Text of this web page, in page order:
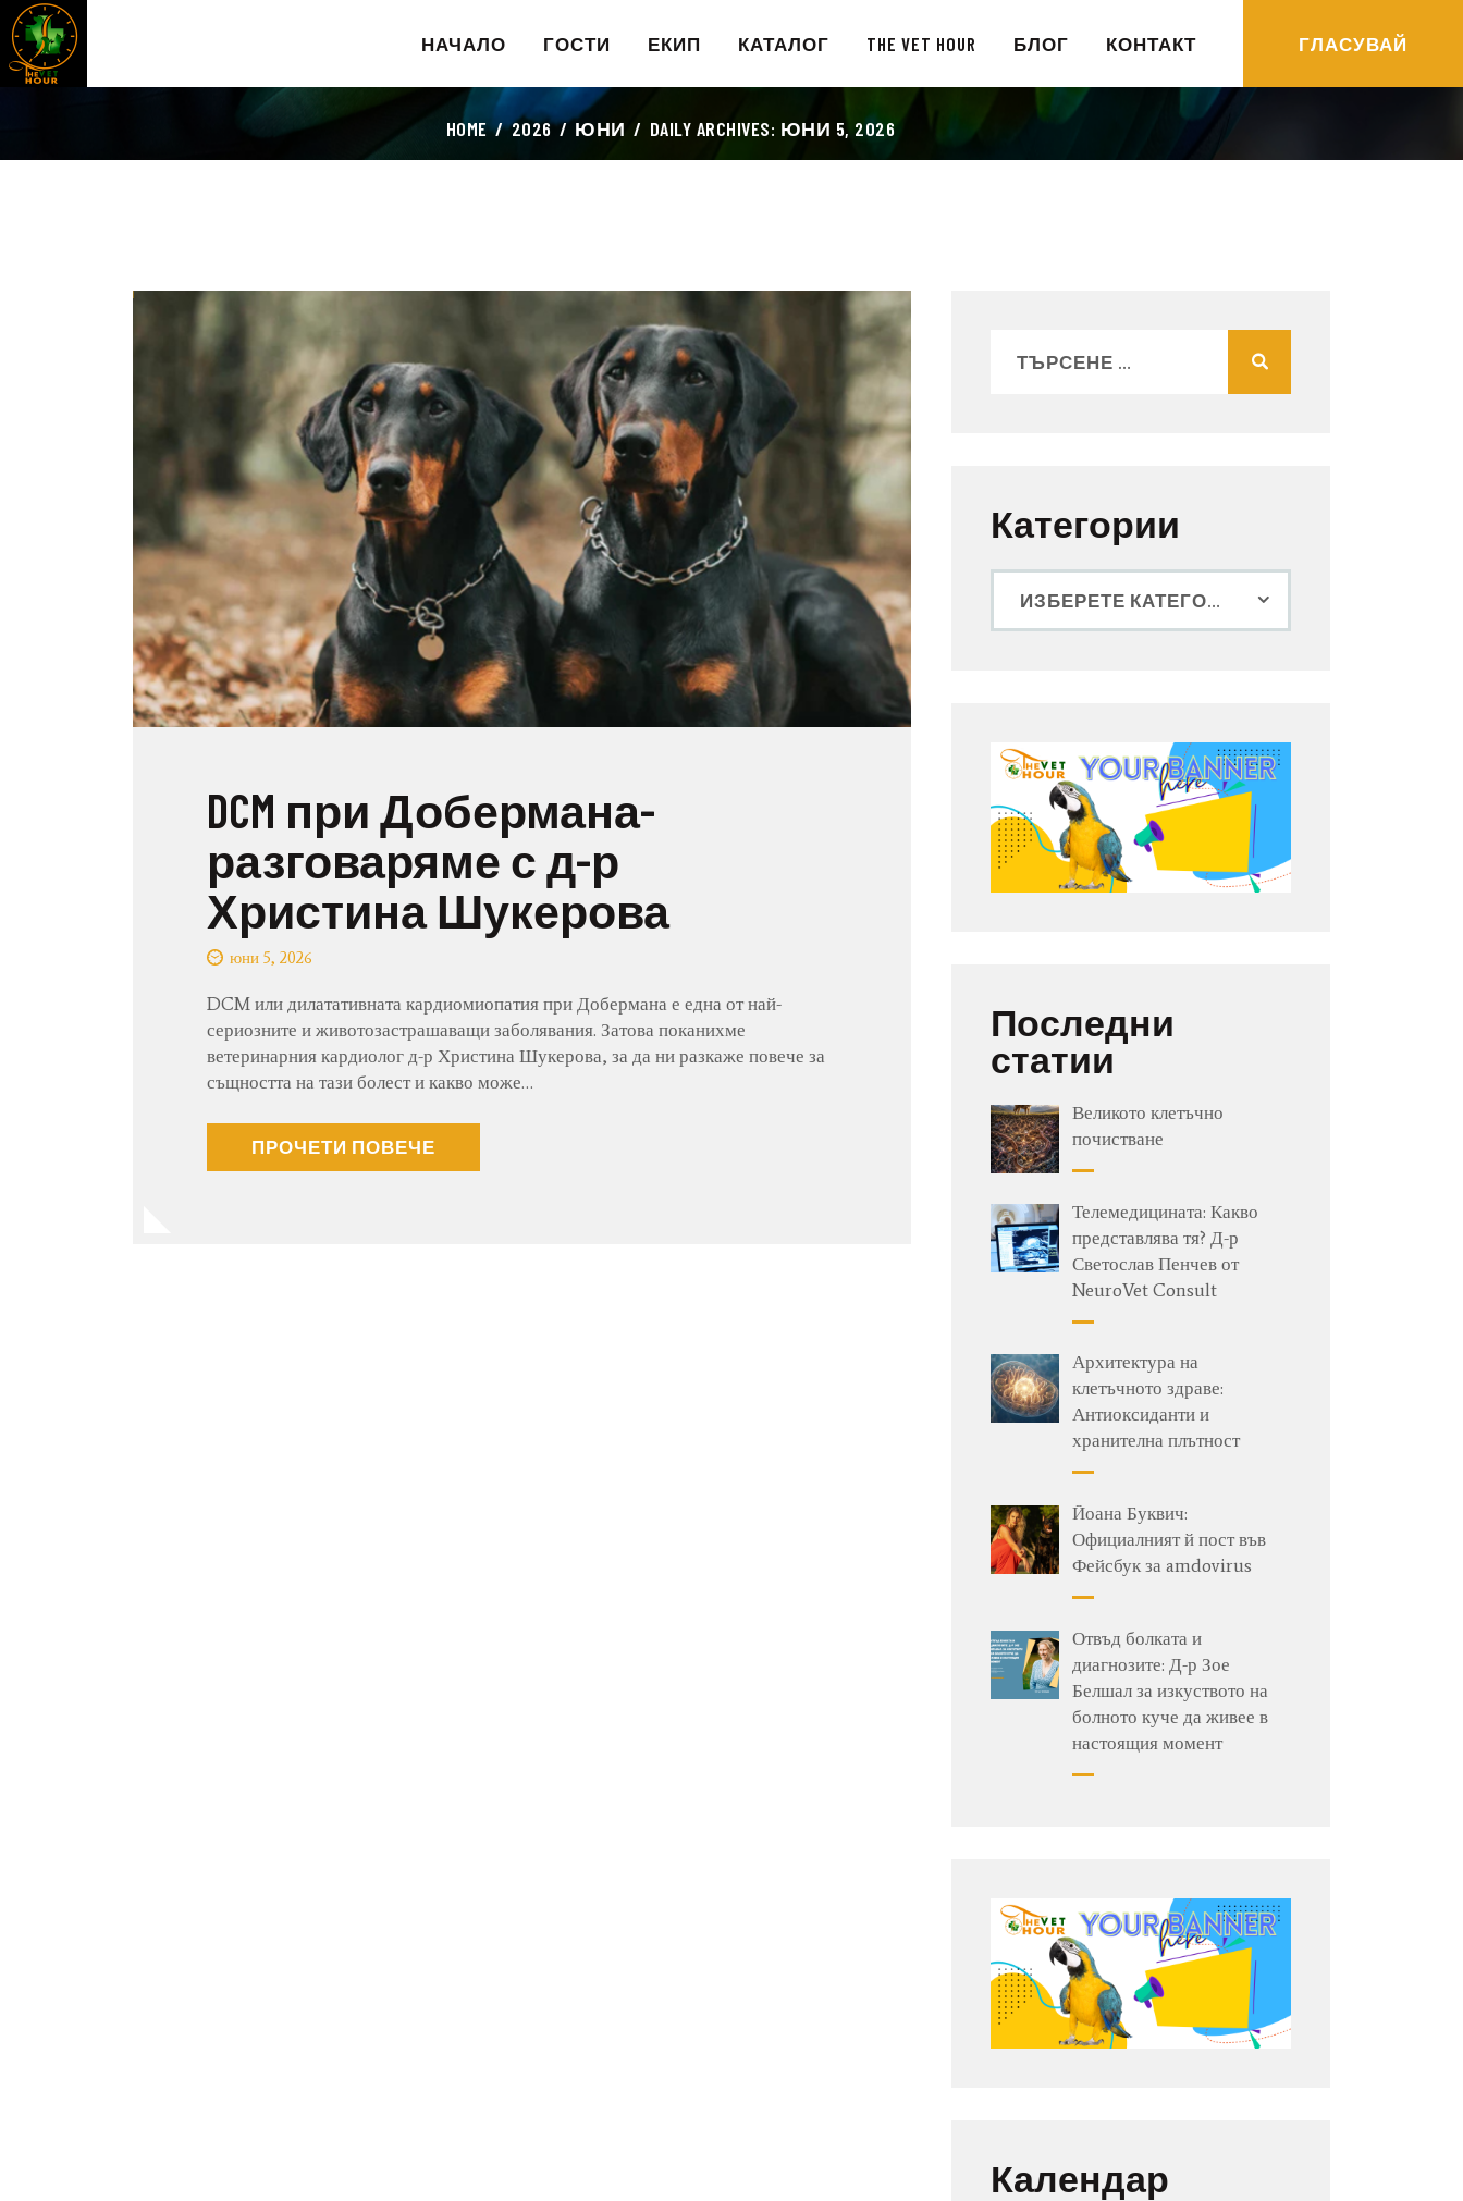
НАЧАЛО ГОСТИ ЕКИП КАТАЛОГ THE VET HOUR БЛОГ КОНТАКТ ГЛАСУВАЙ
HOME 2026 ЮНИ DAILY ARCHIVES: ЮНИ 5, 2026
НАЧАЛО
ГОСТИ
ЕКИП
БЛОГ
КОНТАКТ
DCM при Добермана-
разговаряме с д-р
Христина Шукерова
юни 5, 2026
DCM или дилатативната кардиомиопатия при Добермана е една от най-
сериозните и животозастрашаващи заболявания. Затова поканихме
ветеринарния кардиолог д-р Христина Шукерова, за да ни разкаже повече за
същността на тази болест и какво може…
ПРОЧЕТИ ПОВЕЧЕ
Категории
Последни
статии
Великото клетъчно
почистване
Телемедицината: Какво
представлява тя? Д-р
Светослав Пенчев от
NeuroVet Consult
Архитектура на
клетъчното здраве:
Антиоксиданти и
хранителна плътност
Йоана Буквич:
Официалният й пост във
Фейсбук за amdovirus
Отвъд болката и
диагнозите: Д-р Зое
Белшал за изкуството на
болното куче да живее в
настоящия момент
Календар